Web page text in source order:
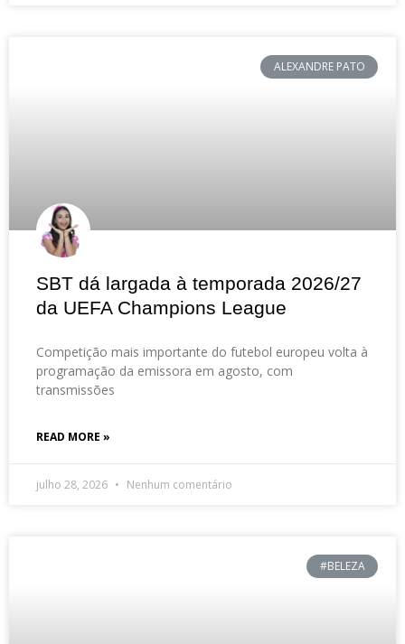
ALEXANDRE PATO
SBT dá largada à temporada 2026/27
da UEFA Champions League
Competição mais importante do futebol europeu volta à
programação da emissora em agosto, com
transmissões
READ MORE »
julho 28, 2026 Nenhum comentário
#BELEZA